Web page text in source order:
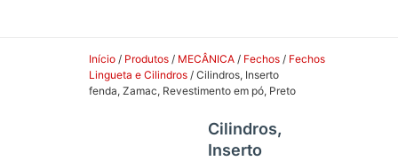
Início / Produtos / MECÂNICA / Fechos / Fechos
Lingueta e Cilindros / Cilindros, Inserto
fenda, Zamac, Revestimento em pó, Preto
Cilindros,
Inserto